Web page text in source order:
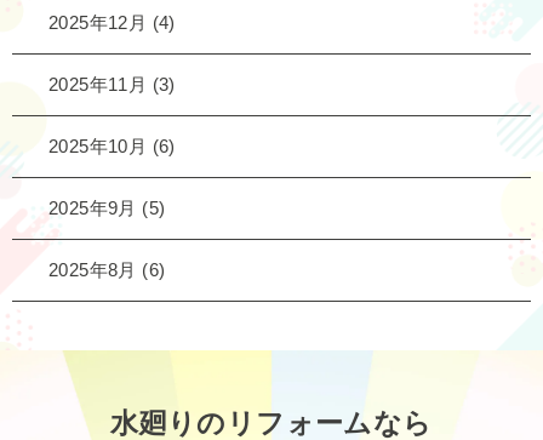
2025年12月 (4)
2025年11月 (3)
2025年10月 (6)
2025年9月 (5)
2025年8月 (6)
水廻りのリフォームなら